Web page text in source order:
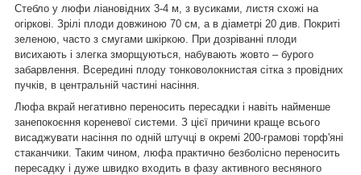
Стебло у люфи ліановідних 3-4 м, з вусиками, листя схожі на
огіркові. Зрілі плоди довжиною 70 см, а в діаметрі 20 див. Покриті
зеленою, часто з смугами шкіркою. При дозріванні плоди
висихають і злегка зморщуються, набувають жовто – бурого
забарвлення. Всередині плоду тонковолокнистая сітка з провідних
пучків, в центральній частині насіння.
Люфа вкрай негативно переносить пересадки і навіть найменше
занепокоєння кореневої системи. З цієї причини краще всього
висаджувати насіння по одній штучці в окремі 200-грамові торф'яні
стаканчики. Таким чином, люфа практично безболісно переносить
пересадку і дуже швидко входить в фазу активного весняного